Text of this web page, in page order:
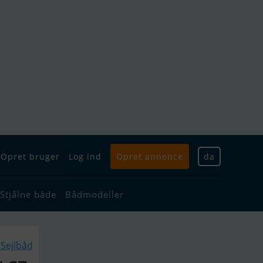
Opret bruger Log ind Opret annonce da
Stjålne både Bådmodeller
Sejlbåd